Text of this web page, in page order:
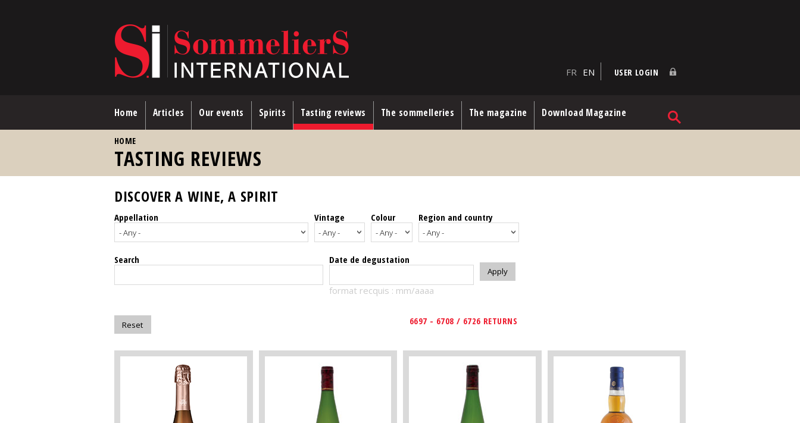
FR EN USER LOGIN
Home Articles Our events Spirits Tasting reviews The sommelleries The magazine Download Magazine
HOME
TASTING REVIEWS
DISCOVER A WINE, A SPIRIT
Appellation Vintage Colour Region and country
Search Date de degustation
format recquis : mm/aaaa
6697 - 6708 / 6726 RETURNS